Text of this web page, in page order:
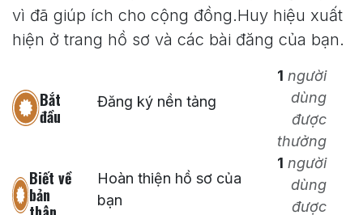
vì đã giúp ích cho cộng đồng.Huy hiệu xuất
hiện ở trang hồ sơ và các bài đăng của bạn.
Bắt
đầu
Đăng ký nền tảng
1 người
dùng
được
thưởng
Biết về
bản
Hoàn thiện hồ sơ của
bạn
1 người
dùng
được